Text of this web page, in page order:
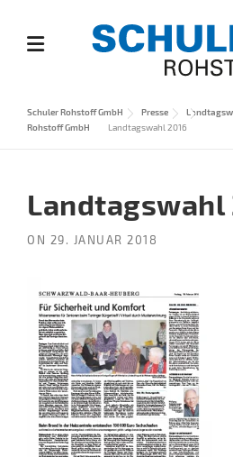
content
Schuler Rohstoff GmbH Presse
Rohstoff GmbH
Landtagswahl 2016
Landtagswahl
ON 29. JANUAR 2018